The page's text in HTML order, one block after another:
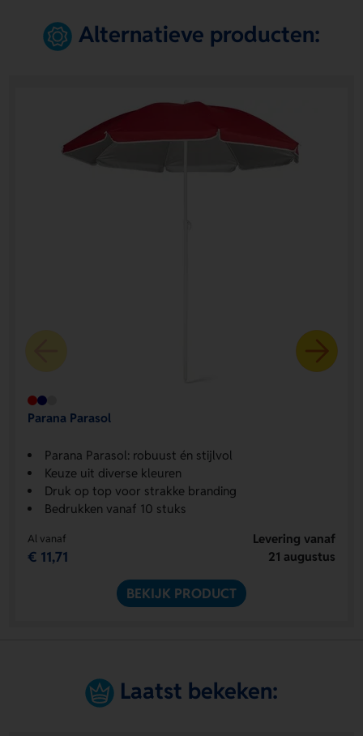
Alternatieve producten:
Parana Parasol
Parana Parasol: robuust én stijlvol
Keuze uit diverse kleuren
Druk op top voor strakke branding
Bedrukken vanaf 10 stuks
Al vanaf
€ 11,71
Levering vanaf
21 augustus
BEKIJK PRODUCT
Laatst bekeken: